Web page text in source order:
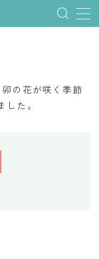
の花が咲く季節
た。